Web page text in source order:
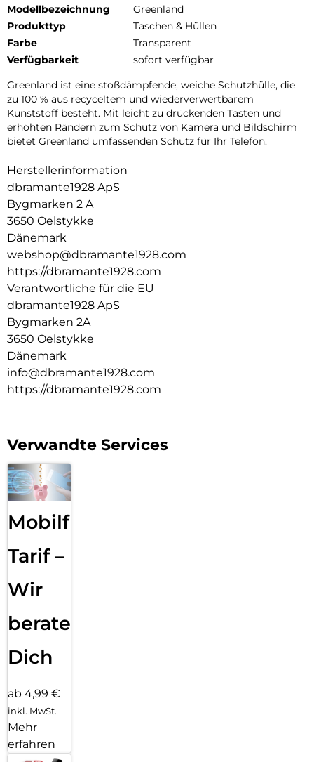
Modellbezeichnung
Greenland
Produkttyp
Taschen & Hüllen
Farbe
Transparent
Verfügbarkeit
sofort verfügbar
Greenland ist eine stoßdämpfende, weiche Schutzhülle, die
zu 100 % aus recyceltem und wiederverwertbarem
Kunststoff besteht. Mit leicht zu drückenden Tasten und
erhöhten Rändern zum Schutz von Kamera und Bildschirm
bietet Greenland umfassenden Schutz für Ihr Telefon.
Herstellerinformation
dbramante1928 ApS
Bygmarken 2 A
3650 Oelstykke
Dänemark
webshop@dbramante1928.com
https://dbramante1928.com
Verantwortliche für die EU
dbramante1928 ApS
Bygmarken 2A
3650 Oelstykke
Dänemark
info@dbramante1928.com
https://dbramante1928.com
Verwandte Services
Mobilfunk
Tarif –
Wir
beraten
Dich
ab 4,99 €
inkl. MwSt.
Mehr
erfahren